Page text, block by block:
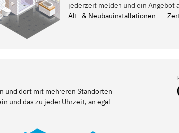
jederzeit melden und ein Angebot
Alt- & Neubauinstallationen
und dort mit mehreren Standorten
und das zu jeder Uhrzeit, an egal